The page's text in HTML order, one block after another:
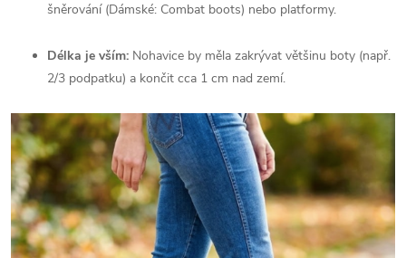
šněrování (Dámské: Combat boots) nebo platformy.
Délka je vším: Nohavice by měla zakrývat většinu boty (např.
2/3 podpatku) a končit cca 1 cm nad zemí.